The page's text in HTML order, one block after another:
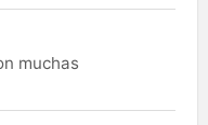
muchas